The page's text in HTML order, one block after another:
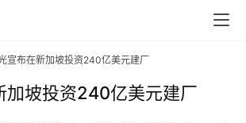
宣布在新加坡投资240亿美元建厂
加坡投资240亿美元建厂